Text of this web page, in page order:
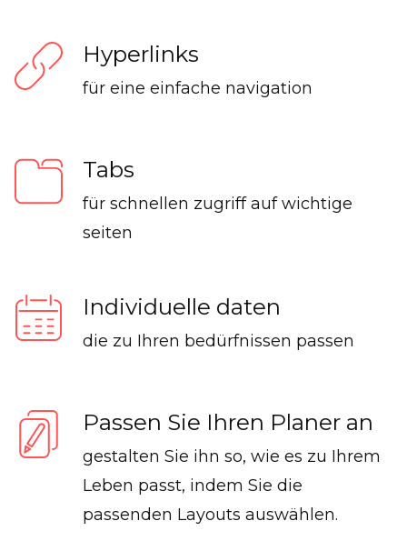
Hyperlinks
für eine einfache navigation
Tabs
für schnellen zugriff auf wichtige
seiten
Individuelle daten
die zu Ihren bedürfnissen passen
Passen Sie Ihren Planer an
gestalten Sie ihn so, wie es zu Ihrem
Leben passt, indem Sie die
passenden Layouts auswählen.